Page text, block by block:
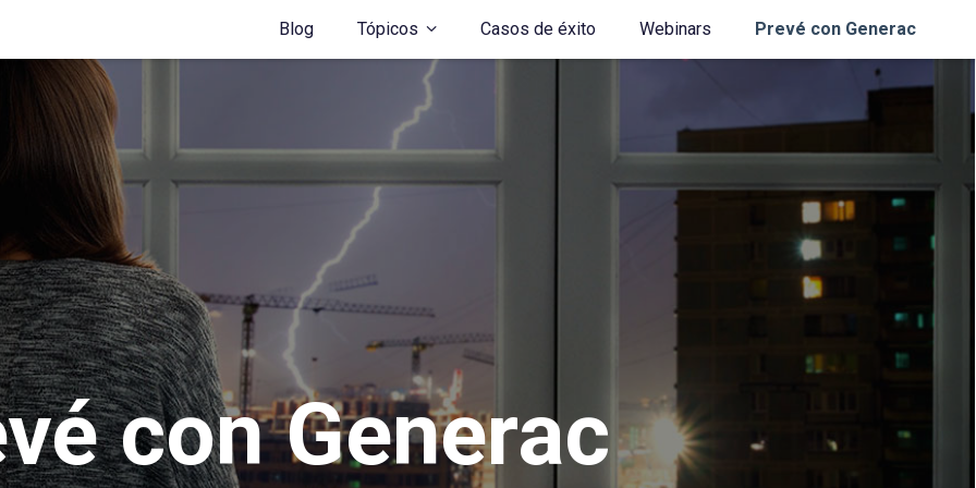
Blog Tópicos Casos de éxito Webinars Prevé con Generac
con Generac